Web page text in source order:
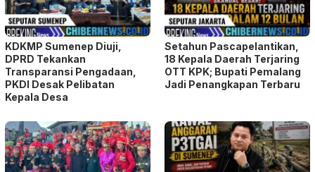
KDKMP Sumenep Diuji,
DPRD Tekankan
Transparansi Pengadaan,
PKDI Desak Pelibatan
Kepala Desa
Setahun Pascapelantikan,
18 Kepala Daerah Terjaring
OTT KPK; Bupati Pemalang
Jadi Penangkapan Terbaru